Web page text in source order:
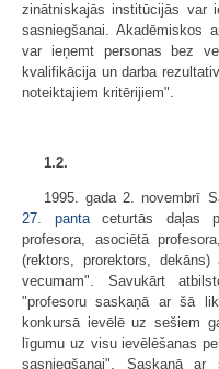
zinātniskajās institūcijās var
sasniegšanai. Akadēmiskos
var ieņemt personas bez
kvalifikācija un darba
noteiktajiem kritērijiem".
1.2.
1995. gada 2. novembrī
27. pantaceturtās daļas
profesora, asociētā
(rektors, prorektors,
vecumam". Savukārt
"profesoru saskaņā ar šā
konkursā ievēlē uz sešiem
līgumu uz visu ievēlēšanas
sasniegšanai". Saskaņā